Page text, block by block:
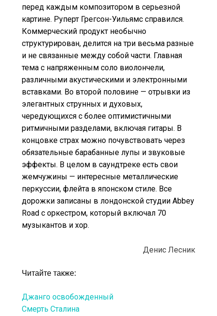
перед каждым композитором в серьезной
картине. Руперт Грегсон-Уильямс справился.
Коммерческий продукт необычно
структурирован, делится на три весьма разные
и не связанные между собой части. Главная
тема с напряженным соло виолончели,
различными акустическими и электронными
вставками. Во второй половине — отрывки из
элегантных струнных и духовых,
чередующихся с более оптимистичными
ритмичными разделами, включая гитары. В
концовке страх можно почувствовать через
обязательные барабанные лупы и звуковые
эффекты. В целом в саундтреке есть свои
жемчужины — интересные металлические
перкуссии, флейта в японском стиле. Все
дорожки записаны в лондонской студии Abbey
Road с оркестром, который включал 70
музыкантов и хор.
Денис Лесник
Читайте также:
Джанго освобожденный
Смерть Сталина